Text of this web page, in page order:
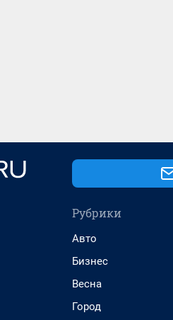
Рубрики
Авто
Бизнес
Весна
Город